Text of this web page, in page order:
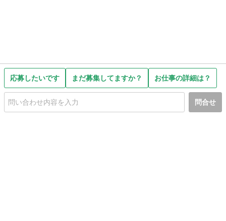
応募したいです まだ募集してますか？ お仕事の詳細は？
問合せ